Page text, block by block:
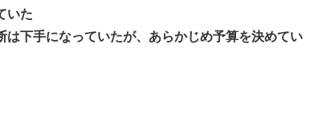
いた
は下手になっていたが、あらかじめ予算を決めてい